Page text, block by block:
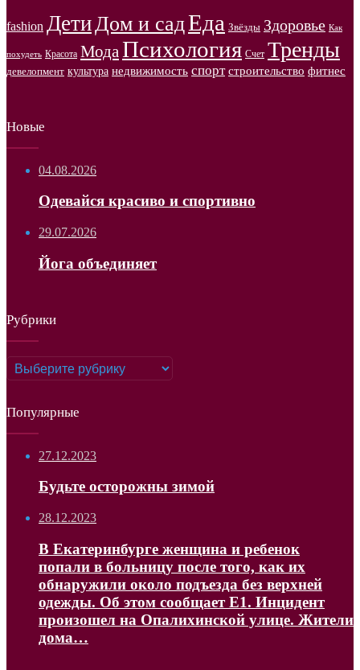
fashion Дети Дом и садЕда Звёзды Здоровье Как
похудеть Красота Мода Психология Счет Тренды
девелопмент культура недвижимость спорт строительство фитнес
Новые
04.08.2026
Одевайся красиво и спортивно
29.07.2026
Йога объединяет
Рубрики
Рубрики
Популярные
27.12.2023
Будьте осторожны зимой
28.12.2023
В Екатеринбурге женщина и ребенок
попали в больницу после того, как их
обнаружили около подъезда без верхней
одежды. Об этом сообщает Е1. Инцидент
произошел на Опалихинской улице. Жители
дома…